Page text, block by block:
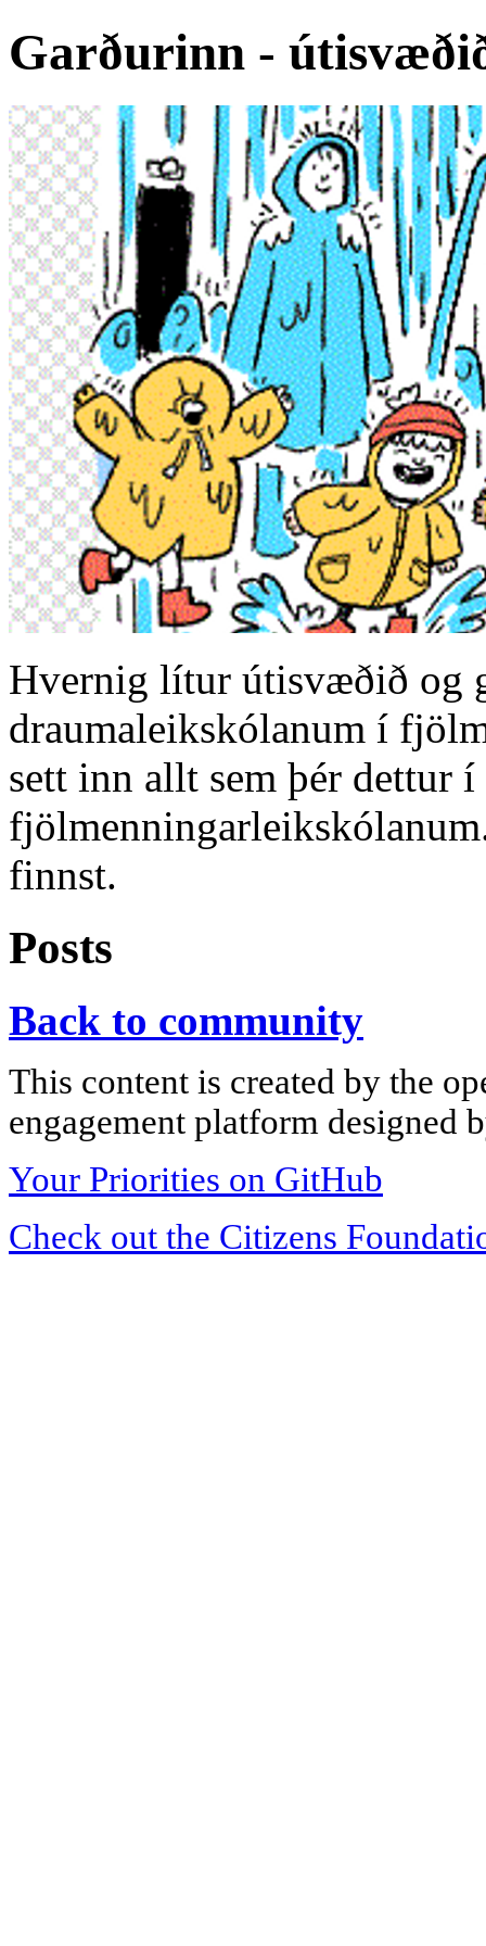
Garðurinn -
Hvernig lítur útisvæðið og
draumaleikskólanum í
sett inn allt sem þér dettur
finnst.
Posts
Back to community
This content is created by the
engagement platform designed
Your Priorities on GitHub
Check out the Citizens